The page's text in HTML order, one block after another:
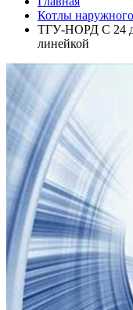
Котлы
ТГУ-НОРД С 24
линейкой